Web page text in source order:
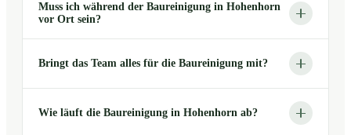
Muss ich während der Baureinigung in Hohenhorn
vor Ort sein?
Bringt das Team alles für die Baureinigung mit?
Wie läuft die Baureinigung in Hohenhorn ab?